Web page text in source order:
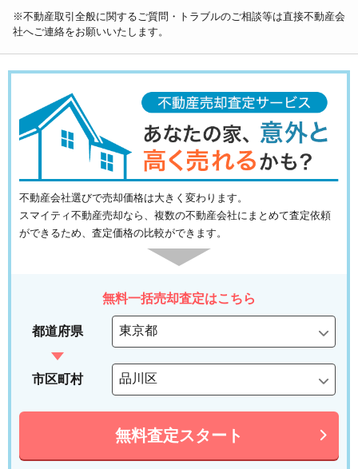
※不動産取引全般に関するご質問・トラブルのご相談等は直接不動産会
社へご連絡をお願いいたします。
不動産会社選びで売却価格は大きく変わります。
スマイティ不動産売却なら、複数の不動産会社にまとめて査定依頼
ができるため、査定価格の比較ができます。
無料一括売却査定はこちら
都道府県
市区町村
無料査定スタート